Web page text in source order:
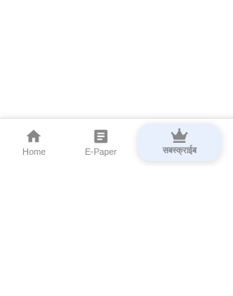
Home E-Paper सबस्क्राईब